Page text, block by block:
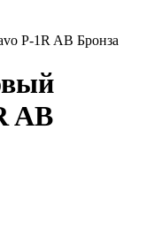
P-1R AB Бронза
AB